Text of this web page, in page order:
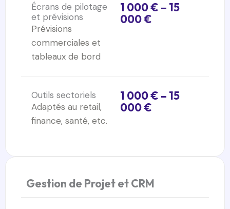
Écrans de pilotage
et prévisions
Prévisions
commerciales et
tableaux de bord
1 000 € – 15
000 €
Outils sectoriels
Adaptés au retail,
finance, santé, etc.
1 000 € – 15
000 €
Gestion de Projet et CRM